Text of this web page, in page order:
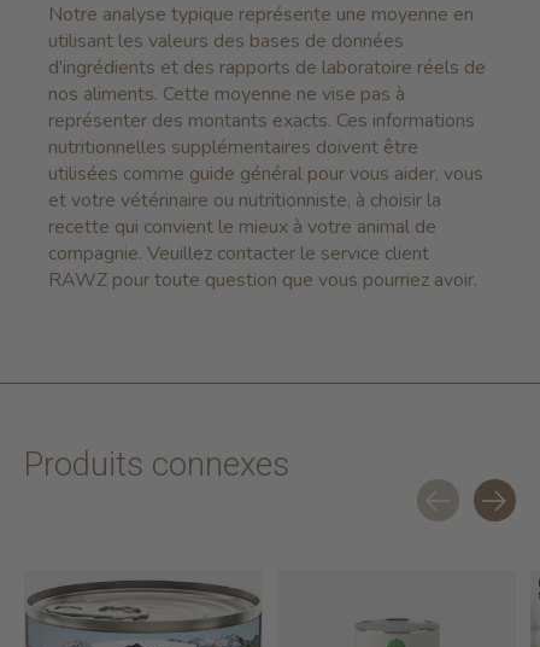
Notre analyse typique représente une moyenne en
utilisant les valeurs des bases de données
d'ingrédients et des rapports de laboratoire réels de
nos aliments. Cette moyenne ne vise pas à
représenter des montants exacts. Ces informations
nutritionnelles supplémentaires doivent être
utilisées comme guide général pour vous aider, vous
et votre vétérinaire ou nutritionniste, à choisir la
recette qui convient le mieux à votre animal de
compagnie. Veuillez contacter le service client
RAWZ pour toute question que vous pourriez avoir.
Produits connexes